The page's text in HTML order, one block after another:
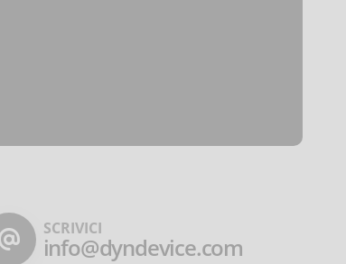
SCRIVICI
info@dyndevice.com